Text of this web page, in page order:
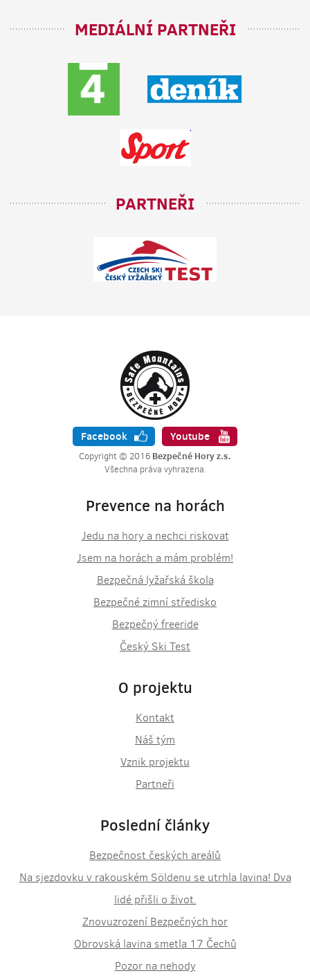
MEDIÁLNÍ PARTNEŘI
PARTNEŘI
Facebook Youtube
Copyright © 2016 Bezpečné Hory z.s.
Všechna práva vyhrazena.
Prevence na horách
Jedu na hory a nechci riskovat
Jsem na horách a mám problém!
Bezpečná lyžařská škola
Bezpečné zimní středisko
Bezpečný freeride
Český Ski Test
O projektu
Kontakt
Náš tým
Vznik projektu
Partneři
Poslední články
Bezpečnost českých areálů
Na sjezdovku v rakouském Söldenu se utrhla lavina! Dva
lidé přišli o život.
Znovuzrození Bezpečných hor
Obrovská lavina smetla 17 Čechů
Pozor na nehody